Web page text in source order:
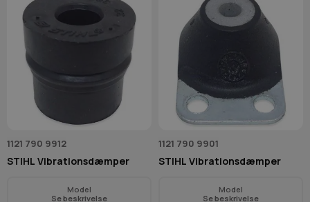
1121 790 9912
STIHL Vibrationsdæmper
Model
Se beskrivelse
1121 790 9901
STIHL Vibrationsdæmper
Model
Se beskrivelse